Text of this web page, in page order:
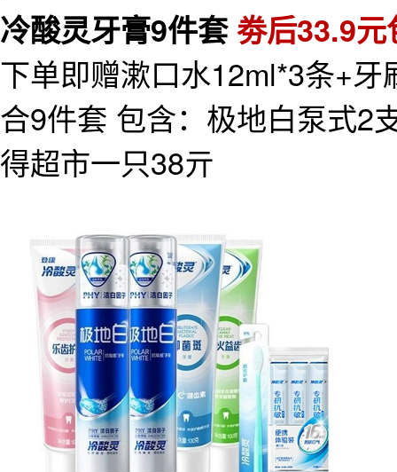
冷酸灵牙膏9件套劵后33.9元
下单即赠漱口水12ml*3条+
合9件套 包含：极地白泵式2
得超市一只38亓